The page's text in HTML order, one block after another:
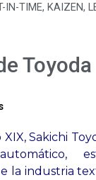
IN-TIME, KAIZEN,
Toyoda
Sakichi
automático,
la industria